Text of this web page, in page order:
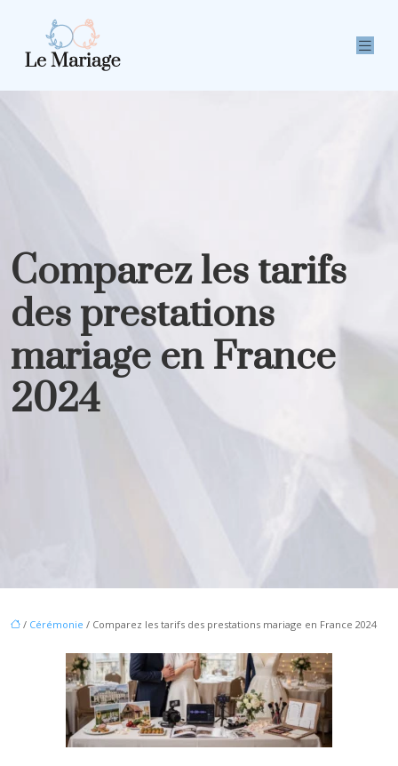
Comparez les tarifs
des prestations
mariage en France
2024
/ Cérémonie / Comparez les tarifs des prestations mariage en France 2024